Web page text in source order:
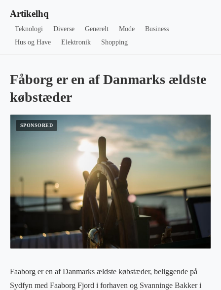
Artikelhq
Teknologi Diverse Generelt Mode
Business
Hus og Have
Elektronik Shopping
Fåborg er en af Danmarks ældste
købstæder
Faaborg er en af Danmarks ældste købstæder, beliggende på
Sydfyn med Faaborg Fjord i forhaven og Svanninge Bakker i